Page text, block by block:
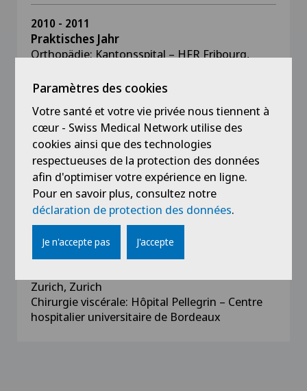
2010 - 2011
Praktisches Jahr
Orthopädie: Kantonsspital – HFR Fribourg,
Innere Medizin: Universitätsspital Zürich,
Chirurgie: Hôpital Pellegrin – CHU Bordeaux,
Frankreich
2004 - 2011
Faculté de médecine TUM Université de
Munich, Allemagne
Année pratique – stage à l’étranger
Orthopédie: Hôpital cantonal de Fribourg,
Fribourg
Zurich, Zurich
Chirurgie viscérale: Hôpital Pellegrin – Centre
hospitalier universitaire de Bordeaux
Paramètres des cookies
Votre santé et votre vie privée nous tiennent à
cœur - Swiss Medical Network utilise des
cookies ainsi que des technologies
respectueuses de la protection des données
afin d'optimiser votre expérience en ligne.
Pour en savoir plus, consultez notre
déclaration de protection des données.
Je n'accepte pas J'accepte